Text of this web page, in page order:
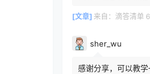
[文章] 来自： 滴答清单
sher_wu
感谢分享，可以教